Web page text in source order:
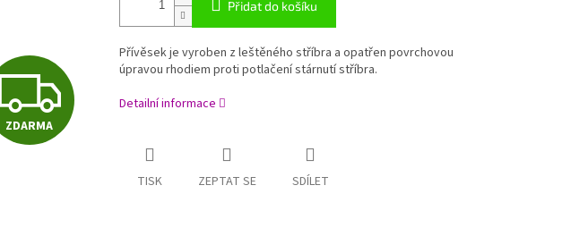
Z
D
ZDARMA
Přidat do košíku
Přívěsek je vyroben z leštěného stříbra a opatřen povrchovou
úpravou rhodiem proti potlačení stárnutí stříbra.
Detailní informace
TISK ZEPTAT SE SDÍLET